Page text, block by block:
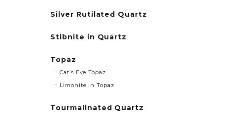
Silver Rutilated Quartz
Stibnite in Quartz
Topaz
Cat’s Eye Topaz
Limonite in Topaz
Tourmalinated Quartz